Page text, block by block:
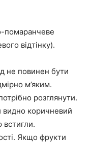
помаранчеве
відтінку).
не повинен бути
м’яким.
розглянути.
видно коричневий
встигли.
Якщо фрукти